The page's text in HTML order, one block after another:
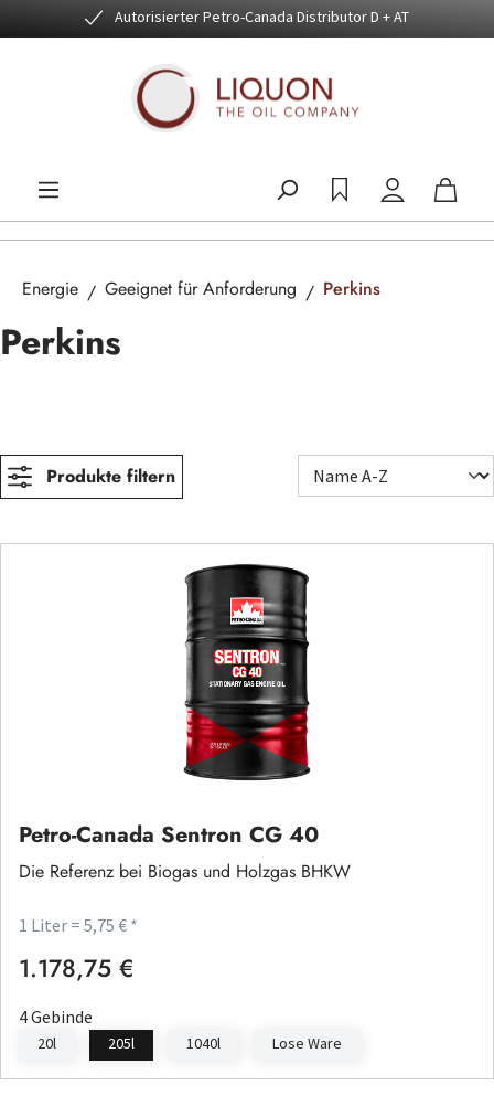
Zum Hauptinhalt springenAutorisierter Petro-Canada Distributor D + AT
Energie Geeignet für Anforderung Perkins
Perkins
Produkte filtern
Petro-Canada Sentron CG 40
Die Referenz bei Biogas und Holzgas BHKW
1 Liter = 5,75 € *
Regulärer Preis:
1.178,75 €
4 Gebinde
20l 205l 1040l Lose Ware